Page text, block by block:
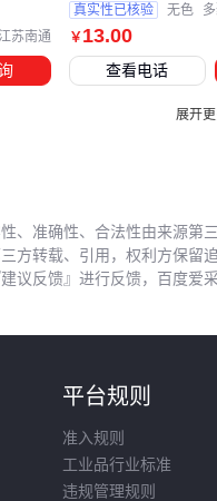
干燥
分装
废弃处
暂存
先明
设备
江苏南通 ￥ 13.00
真实性已核验 无色
查看电话
展开
、准确性、合法性由来源第
方转载、引用，权利方保留追
议反馈』进行反馈，百度爱
平台规则
准入规则
工业品行业标准
违规管理规则